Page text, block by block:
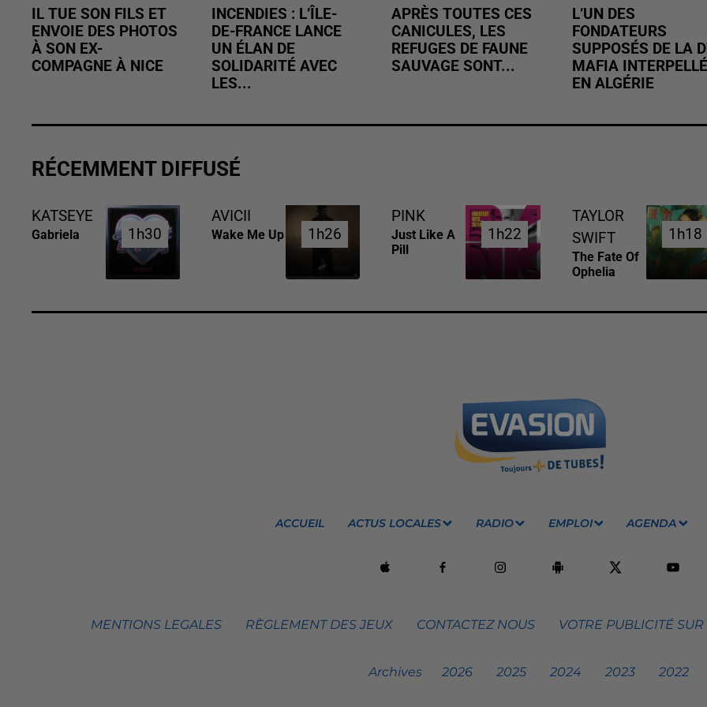
IL TUE SON FILS ET
ENVOIE DES PHOTOS
À SON EX-
COMPAGNE À NICE
INCENDIES : L’ÎLE-
DE-FRANCE LANCE
UN ÉLAN DE
SOLIDARITÉ AVEC
LES...
APRÈS TOUTES CES
CANICULES, LES
REFUGES DE FAUNE
SAUVAGE SONT...
L’UN DES
FONDATEURS
SUPPOSÉS DE LA
MAFIA INTERPELLÉ
EN ALGÉRIE
RÉCEMMENT DIFFUSÉ
KATSEYE
Gabriela 1h30
1h30
AVICII
Wake Me Up 1h26
1h26
PINK
Just Like A
Pill
1h22
1h22
TAYLOR
SWIFT
The Fate Of
Ophelia
1h18
1h18
ACCUEIL ACTUS LOCALES RADIO EMPLOI AGENDA
MENTIONS LEGALES RÈGLEMENT DES JEUX CONTACTEZ NOUS VOTRE PUBLICITÉ
Archives 2026 2025 2024 2023 2022